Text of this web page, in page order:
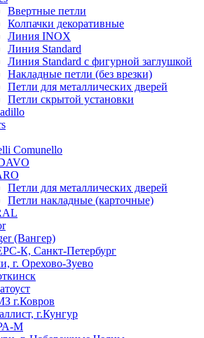
Ввертные петли
Колпачки декоративные
Линия INOX
Линия Standard
Линия Standard с фигурной заглушкой
Накладные петли (без врезки)
Петли для металлических дверей
Петли скрытой установки
Comunello
Петли для металлических дверей
Петли накладные (карточные)
(Вангер)
К, Санкт-Петербург
г. Орехово-Зуево
г.Ковров
г.Кунгур
М